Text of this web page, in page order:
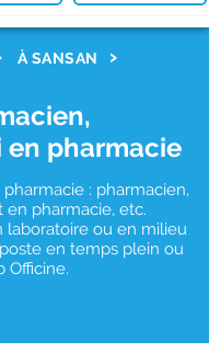
À SANSAN
en pharmacie
: pharmacien,
en pharmacie, etc.
laboratoire ou en milieu
en temps plein ou
Officine.